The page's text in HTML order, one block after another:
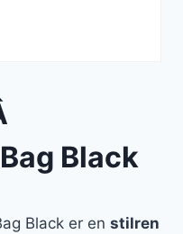
Black
Black er en stilren